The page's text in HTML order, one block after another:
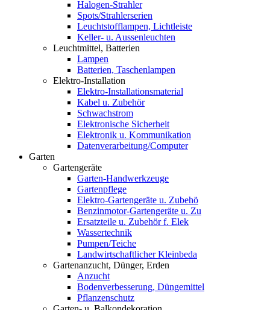
Halogen-Strahler
Spots/Strahlerserien
Leuchtstofflampen, Lichtleiste
Keller- u. Aussenleuchten
Leuchtmittel, Batterien
Lampen
Batterien, Taschenlampen
Elektro-Installation
Elektro-Installationsmaterial
Kabel u. Zubehör
Schwachstrom
Elektronische Sicherheit
Elektronik u. Kommunikation
Datenverarbeitung/Computer
Garten
Gartengeräte
Garten-Handwerkzeuge
Gartenpflege
Elektro-Gartengeräte u. Zubehö
Benzinmotor-Gartengeräte u. Zu
Ersatzteile u. Zubehör f. Elek
Wassertechnik
Pumpen/Teiche
Landwirtschaftlicher Kleinbeda
Gartenanzucht, Dünger, Erden
Anzucht
Bodenverbesserung, Düngemittel
Pflanzenschutz